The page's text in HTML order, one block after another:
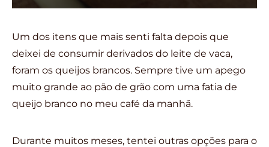
Um dos itens que mais senti falta depois que
deixei de consumir derivados do leite de vaca,
foram os queijos brancos. Sempre tive um apego
muito grande ao pão de grão com uma fatia de
queijo branco no meu café da manhã.
Durante muitos meses, tentei outras opções para o